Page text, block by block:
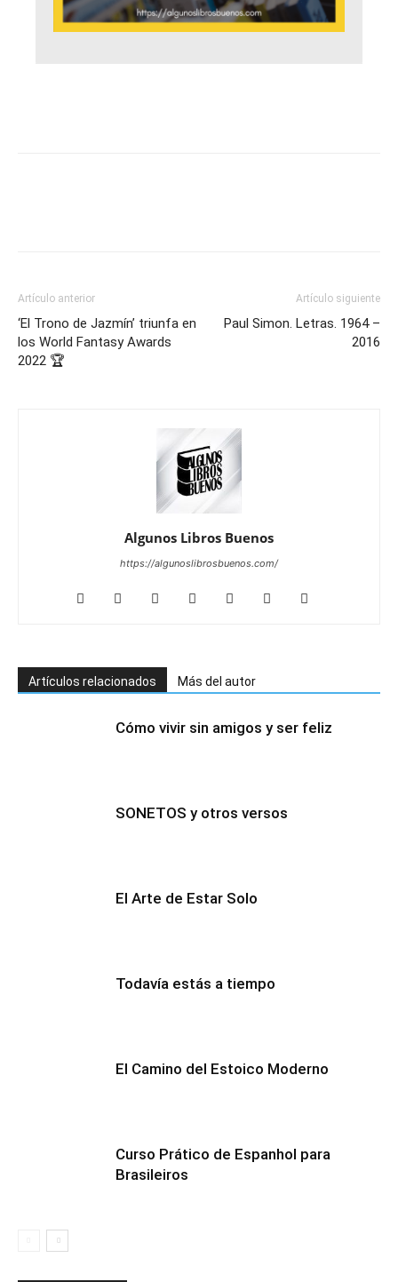
Artículo anterior
‘El Trono de Jazmín’ triunfa en
los World Fantasy Awards
2022 🏆
Artículo siguiente
Paul Simon. Letras. 1964 –
2016
Algunos Libros Buenos
https://algunoslibrosbuenos.com/
Artículos relacionados Más del autor
Cómo vivir sin amigos y ser feliz
SONETOS y otros versos
El Arte de Estar Solo
Todavía estás a tiempo
El Camino del Estoico Moderno
Curso Prático de Espanhol para
Brasileiros